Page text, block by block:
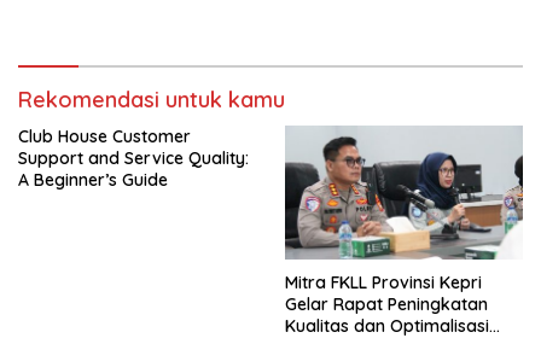
Rekomendasi untuk kamu
Club House Customer
Support and Service Quality:
A Beginner’s Guide
Mitra FKLL Provinsi Kepri
Gelar Rapat Peningkatan
Kualitas dan Optimalisasi